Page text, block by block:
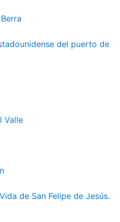
del puerto de
Valle
de San Felipe de Jesús.